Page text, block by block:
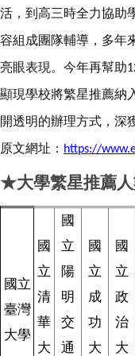
活，到高三時全力協助
容組成團隊輔導，多年
亮眼表現。今年再幫助
顯現學校將繁星推薦納
開透明的辦理方式，深
原文網址： https://
★大學繁星推薦
國立
臺灣
大學
國
立
清
華
大
國
立
陽
明
交
通
國
立
成
功
大
國
立
政
治
大